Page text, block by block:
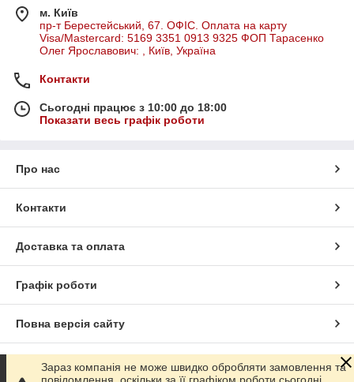
м. Київ
пр-т Берестейський, 67. ОФІС. Оплата на карту
Visa/Mastercard: 5169 3351 0913 9325 ФОП Тарасенко
Олег Ярославович: , Київ, Україна
Контакти
Сьогодні працює з 10:00 до 18:00
Показати весь графік роботи
Про нас
Контакти
Доставка та оплата
Графік роботи
Повна версія сайту
Сайт створено на маркетплейсі Prom.ua
Зараз компанія не може швидко обробляти замовлення та